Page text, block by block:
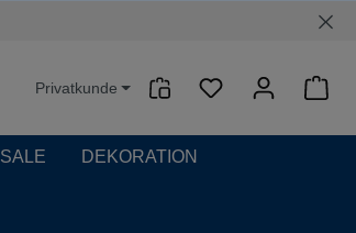
Privatkunde
SALE DEKORATION